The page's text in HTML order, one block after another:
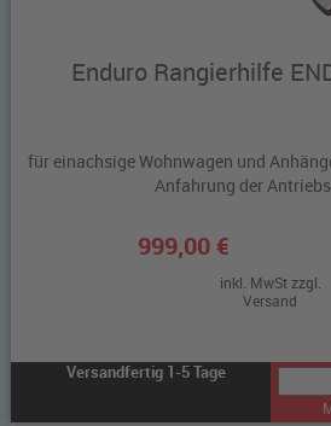
Enduro Rangierhilfe
für einachsige Wohnwagen und
Anfahrung der
999,00 €
inkl. MwSt zzgl.
Versand
Versandfertig 1-5 Tage